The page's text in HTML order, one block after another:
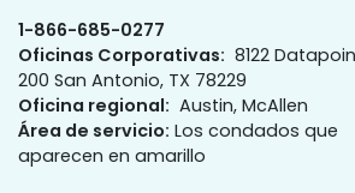
1-866-685-0277
Oficinas Corporativas: 8122
200 San Antonio, TX 78229
Oficina regional: Austin, McAllen
Área de servicio: Los condados que
aparecen en amarillo